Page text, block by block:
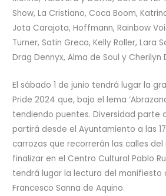
Show, La Cristiano, Coca Boom,
Jota Carajota, Hoffmann, Rainbow
Turner, Satin Greco, Kelly Roller, Lara
Drag Dennyx, Alma de Soul y Cherilyn
El sábado 1 de junio tendrá lugar la
Pride 2024 que, bajo el lema
tendiendo puentes. Diversidad parte
partirá desde el Ayuntamiento a las
carrozas que recorrerán las calles del
finalizar en el Centro Cultural Pablo
tendrá lugar la lectura del manifiesto
Francesco Sanna de Aquino.